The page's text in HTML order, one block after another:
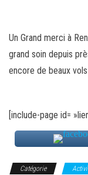
Un Grand merci à
grand soin depuis
encore de beaux
[include-page id=
Catégorie